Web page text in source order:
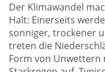
Der Klimawandel
Halt: Einerseits
sonniger, trockener
treten die
Form von Unwettern